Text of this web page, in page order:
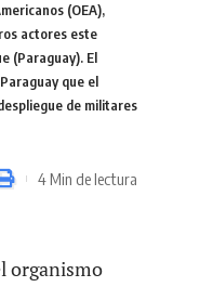
(OEA),
actores este
(Paraguay). El
que el
de militares
4 Min de lectura
organismo